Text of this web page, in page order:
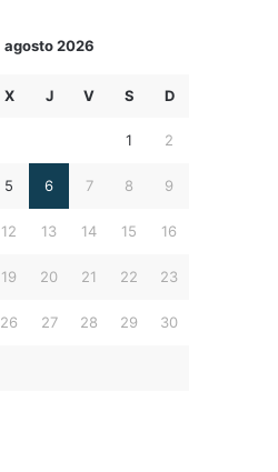
agosto 2026
X J V S D
1 2
5 6 7 8 9
12 13 14 15 16
19 20 21 22 23
26 27 28 29 30